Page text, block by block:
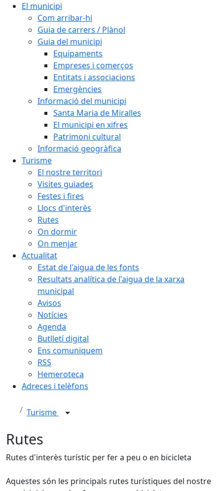
El municipi
Com arribar-hi
Guia de carrers / Plànol
Guia del municipi
Equipaments
Empreses i comerços
Entitats i associacions
Emergències
Informació del municipi
Santa Maria de Miralles
El municipi en xifres
Patrimoni cultural
Informació geogràfica
Turisme
El nostre territori
Visites guiades
Festes i fires
Llocs d'interès
Rutes
On dormir
On menjar
Actualitat
Estat de l'aigua de les fonts
Resultats analítica de l'aigua de la xarxa
municipal
Avisos
Notícies
Agenda
Butlletí digital
Ens comuniquem
RSS
Hemeroteca
Adreces i telèfons
Turisme
Rutes
Rutes d'interès turístic per fer a peu o en bicicleta
Aquestes són les principals rutes turístiques del nostre